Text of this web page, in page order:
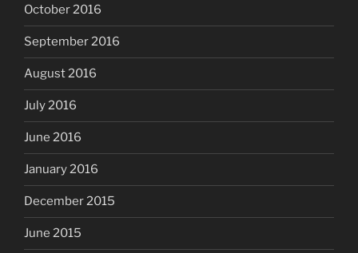
October 2016
September 2016
August 2016
July 2016
June 2016
January 2016
December 2015
June 2015